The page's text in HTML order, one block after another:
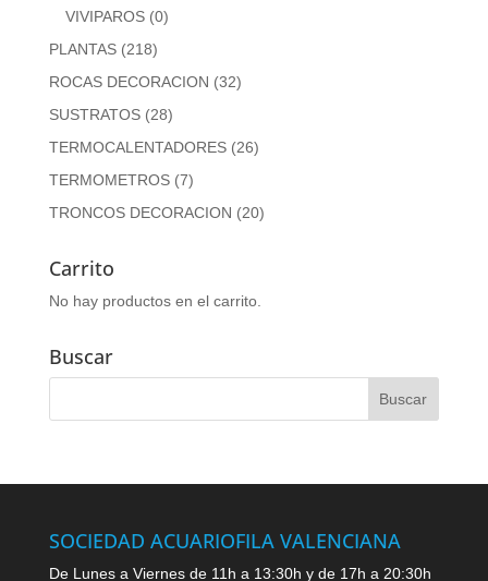
VIVIPAROS (0)
PLANTAS (218)
ROCAS DECORACION (32)
SUSTRATOS (28)
TERMOCALENTADORES (26)
TERMOMETROS (7)
TRONCOS DECORACION (20)
Carrito
No hay productos en el carrito.
Buscar
SOCIEDAD ACUARIOFILA VALENCIANA
De Lunes a Viernes de 11h a 13:30h y de 17h a 20:30h